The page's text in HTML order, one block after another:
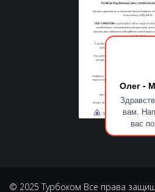
Олег -
вам.
вас
© 2025 Турбоком Все права